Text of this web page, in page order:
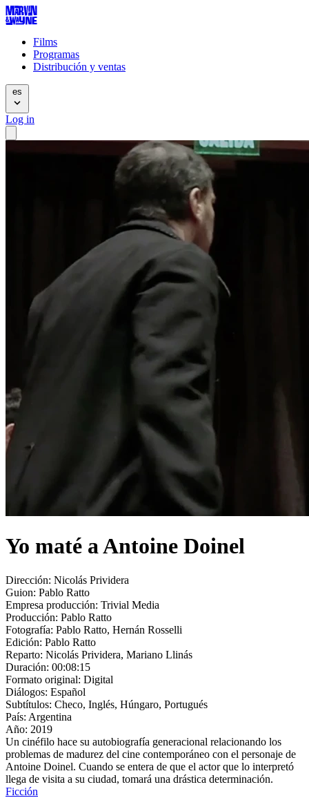
Films
Programas
Distribución y ventas
es
Log in
Yo maté a Antoine Doinel
Dirección: Nicolás Prividera
Guion: Pablo Ratto
Empresa producción: Trivial Media
Producción: Pablo Ratto
Fotografía: Pablo Ratto, Hernán Rosselli
Edición: Pablo Ratto
Reparto: Nicolás Prividera, Mariano Llinás
Duración: 00:08:15
Formato original: Digital
Diálogos: Español
Subtítulos: Checo, Inglés, Húngaro, Portugués
País: Argentina
Año: 2019
Un cinéfilo hace su autobiografía generacional relacionando los
problemas de madurez del cine contemporáneo con el personaje de
Antoine Doinel. Cuando se entera de que el actor que lo interpretó
llega de visita a su ciudad, tomará una drástica determinación.
Ficción